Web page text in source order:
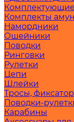
Комплектующие
Комплекты
Намордники
Ошейники
Поводки
Ринговки
Рулетки
Цепи
Шлейки
Тросы,
Поводки-
Карабины